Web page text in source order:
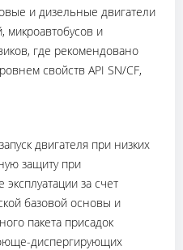
и дизельные двигатели
микроавтобусов и
где рекомендовано
свойств API SN/CF,
двигателя при низких
защиту при
за счет
базовой основы и
пакета присадок
диспергирующих